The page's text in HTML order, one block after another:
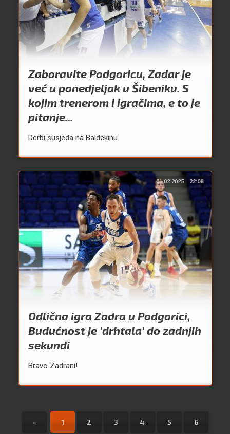
Zaboravite Podgoricu, Zadar je
već u ponedjeljak u Šibeniku. S
kojim trenerom i igračima, e to je
pitanje...
Derbi susjeda na Baldekinu
01.02.2025. 22:08
Odlična igra Zadra u Podgorici,
Budućnost je 'drhtala' do zadnjih
sekundi
Bravo Zadrani!
« 1 2 3 4 5 6